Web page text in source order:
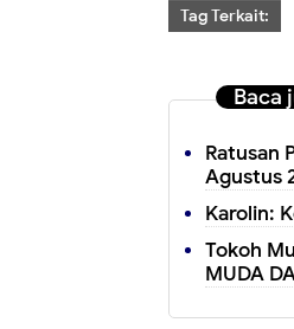
Tag Terkait:
Baca
Ratusan
Agustus
Karolin:
Tokoh
MUDA